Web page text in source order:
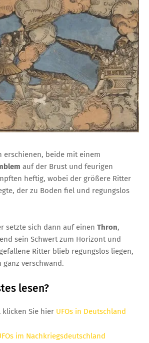
erschienen, beide mit einem
auf der Brust und feurigen
heftig, wobei der größere Ritter
der zu Boden fiel und regungslos
setzte sich dann auf einen Thron,
sein Schwert zum Horizont und
Ritter blieb regungslos liegen,
verschwand.
lesen?
klicken Sie hier UFOs in Deutschland
im Nachkriegsdeutschland